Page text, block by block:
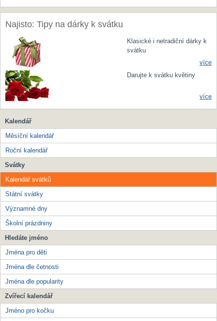
Najisto: Tipy na dárky k svátku
Klasické i netradiční dárky k
svátku
více
Darujte k svátku květiny
více
Kalendář
Měsíční kalendář
Roční kalendář
Svátky
Kalendář svátků
Státní svátky
Významné dny
Školní prázdniny
Hledáte jméno
Jména pro děti
Jména dle četnosti
Jména dle popularity
Zvířecí kalendář
Jméno pro kočku